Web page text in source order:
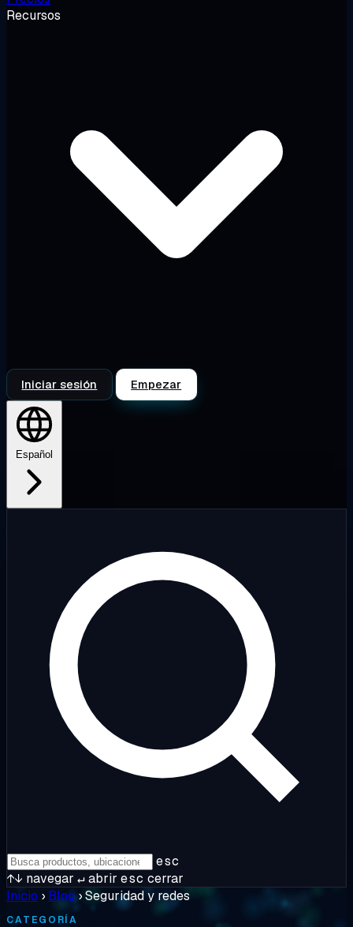
Recursos
Iniciar sesión Empezar
Español
esc
↑↓ navegar ↵abrir esc cerrar
Inicio › Blog ›Seguridad y redes
CATEGORÍA